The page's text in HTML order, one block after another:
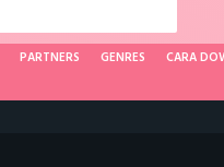
PARTNERS GENRES CARA